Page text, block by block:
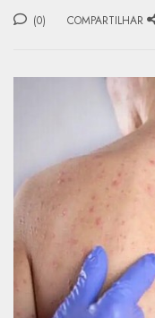
(0) COMPARTILHAR